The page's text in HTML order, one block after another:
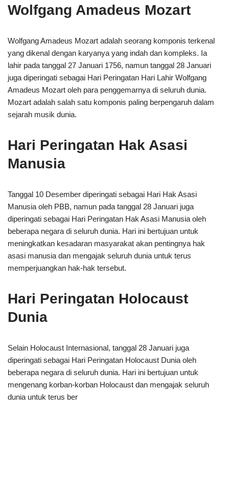
Wolfgang Amadeus Mozart
Wolfgang Amadeus Mozart adalah seorang komponis terkenal
yang dikenal dengan karyanya yang indah dan kompleks. Ia
lahir pada tanggal 27 Januari 1756, namun tanggal 28 Januari
juga diperingati sebagai Hari Peringatan Hari Lahir Wolfgang
Amadeus Mozart oleh para penggemarnya di seluruh dunia.
Mozart adalah salah satu komponis paling berpengaruh dalam
sejarah musik dunia.
Hari Peringatan Hak Asasi
Manusia
Tanggal 10 Desember diperingati sebagai Hari Hak Asasi
Manusia oleh PBB, namun pada tanggal 28 Januari juga
diperingati sebagai Hari Peringatan Hak Asasi Manusia oleh
beberapa negara di seluruh dunia. Hari ini bertujuan untuk
meningkatkan kesadaran masyarakat akan pentingnya hak
asasi manusia dan mengajak seluruh dunia untuk terus
memperjuangkan hak-hak tersebut.
Hari Peringatan Holocaust
Dunia
Selain Holocaust Internasional, tanggal 28 Januari juga
diperingati sebagai Hari Peringatan Holocaust Dunia oleh
beberapa negara di seluruh dunia. Hari ini bertujuan untuk
mengenang korban-korban Holocaust dan mengajak seluruh
dunia untuk terus ber